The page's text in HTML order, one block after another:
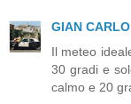
GIAN CARLO
Il meteo
30 gradi e
calmo e 20